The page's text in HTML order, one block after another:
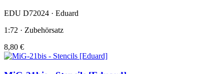
EDU D72024 · Eduard
1:72 · Zubehörsatz
8,80 €